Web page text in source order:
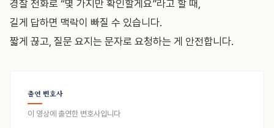
경찰 전화로 “몇 가지만 확인할게요”라고 할 때,
길게 답하면 맥락이 빠질 수 있습니다.
짧게 끊고, 질문 요지는 문자로 요청하는 게 안전합니다.
출연 변호사
이 영상에 출연한 변호사입니다